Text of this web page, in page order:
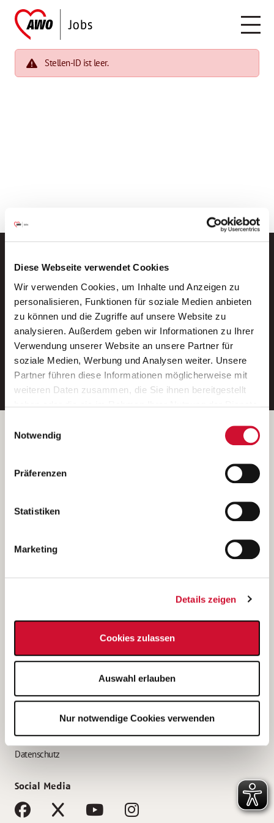
Diese Webseite verwendet Cookies
Wir verwenden Cookies, um Inhalte und Anzeigen zu
personalisieren, Funktionen für soziale Medien anbieten
zu können und die Zugriffe auf unsere Website zu
analysieren. Außerdem geben wir Informationen zu Ihrer
Verwendung unserer Website an unsere Partner für
soziale Medien, Werbung und Analysen weiter. Unsere
Partner führen diese Informationen möglicherweise mit
weiteren Daten zusammen, die Sie ihnen bereitgestellt
Wenn Sie auf „Cookies zulassen“ klicken, so stimmen
Sie der Speicherung sämtlicher Cookies zu. Sie können
Ihre Einwilligung selbstverständlich jederzeit widerrufen,
indem Sie die Cookie-Einstellungen aufrufen und diese
unsererDatenschutzerklärung
Notwendig
Präferenzen
Statistiken
Marketing
Details zeigen
Cookies zulassen
Auswahl erlauben
Nur notwendige Cookies verwenden
Stellen-ID ist leer.
Neue Stellen per E-Mail.
Ein kostenloser Service von AWO
Jobs.
E-Mail-Adresse eintragen
Betreiber der Webseite
Kantstraße 45a
(Ein Tochterunternehmen des AWO Bezirksverbandes Unterfranken
e.V.)
Bewerbung als Altenpflegehelfer*in
Bewerbung als Erzieher*in
AWO Gliederungen nach Bundesland
Impressum
Datenschutz
Social Media